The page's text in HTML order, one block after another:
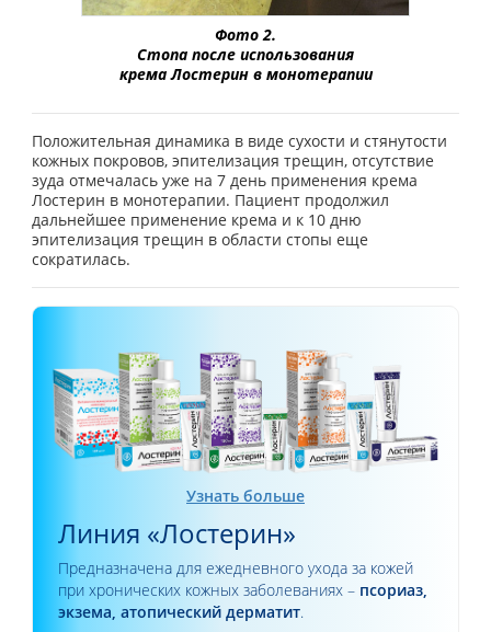
Фото 2.
Стопа после использования
крема Лостерин в монотерапии
Положительная динамика в виде сухости и стянутости
кожных покровов, эпителизация трещин, отсутствие
зуда отмечалась уже на 7 день применения крема
Лостерин в монотерапии. Пациент продолжил
дальнейшее применение крема и к 10 дню
эпителизация трещин в области стопы еще
сократилась.
Узнать больше
Линия «Лостерин»
Предназначена для ежедневного ухода за кожей
при хронических кожных заболеваниях – псориаз,
экзема, атопический дерматит.